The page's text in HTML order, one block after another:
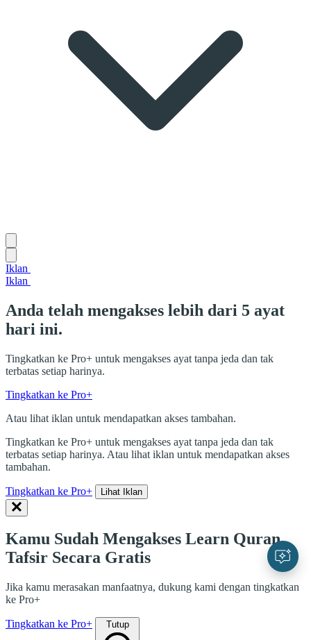
Iklan
Iklan
Anda telah mengakses lebih dari 5 ayat
hari ini.
Tingkatkan ke Pro+ untuk mengakses ayat tanpa jeda dan tak
terbatas setiap harinya.
Tingkatkan ke Pro+
Atau lihat iklan untuk mendapatkan akses tambahan.
Tingkatkan ke Pro+ untuk mengakses ayat tanpa jeda dan tak
terbatas setiap harinya. Atau lihat iklan untuk mendapatkan akses
tambahan.
Tingkatkan ke Pro+ Lihat Iklan
Kamu Sudah Mengakses Learn Quran
Tafsir Secara Gratis
Jika kamu merasakan manfaatnya, dukung kami dengan tingkatkan
ke Pro+
Tingkatkan ke Pro+ Tutup